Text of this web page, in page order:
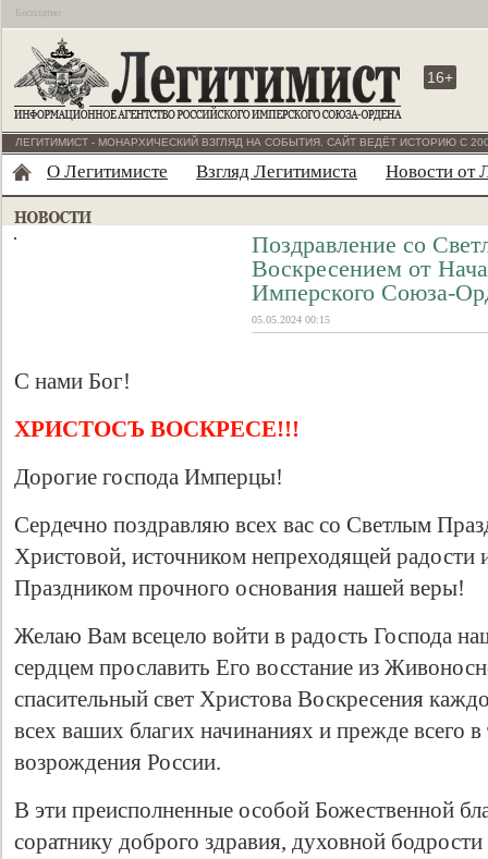
Бесплатно
16+
ЛЕГИТИМИСТ - МОНАРХИЧЕСКИЙ ВЗГЛЯД НА СОБЫТИЯ. САЙТ ВЕДЁТ ИСТОРИЮ С
О Легитимисте Взгляд Легитимиста Новости от
Поздравление со
Воскресением от
Имперского Союза-
05.05.2024 00:15
С нами Бог!
ХРИСТОСЪ ВОСКРЕСЕ!!!
Дорогие господа Имперцы!
Сердечно поздравляю всех вас со Светлым
Христовой, источником непреходящей радости
Праздником прочного основания нашей веры!
Желаю Вам всецело войти в радость Господа
сердцем прославить Его восстание из
спасительный свет Христова Воскресения
всех ваших благих начинаниях и прежде всего
возрождения России.
В эти преисполненные особой Божественной
соратнику доброго здравия, духовной